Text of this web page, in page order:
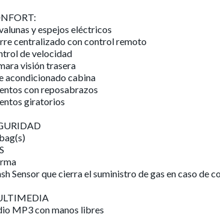
y espejos eléctricos
centralizado con control remoto
de velocidad
visión trasera
acondicionado cabina
con reposabrazos
giratorios
Sensor que cierra el suministro de gas en caso de
MP3 con manos libres